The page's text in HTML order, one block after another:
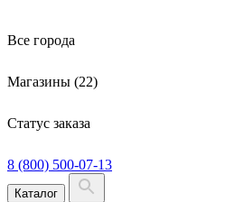
Все города
Магазины (22)
Статус заказа
8 (800) 500-07-13
Каталог